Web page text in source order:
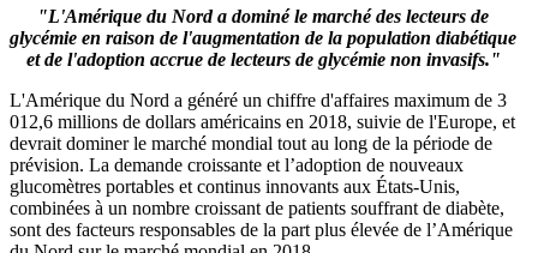
"L'Amérique du Nord a dominé le marché des lecteurs de
glycémie en raison de l'augmentation de la population diabétique
et de l'adoption accrue de lecteurs de glycémie non invasifs."
L'Amérique du Nord a généré un chiffre d'affaires maximum de 3
012,6 millions de dollars américains en 2018, suivie de l'Europe, et
devrait dominer le marché mondial tout au long de la période de
prévision. La demande croissante et l’adoption de nouveaux
glucomètres portables et continus innovants aux États-Unis,
combinées à un nombre croissant de patients souffrant de diabète,
sont des facteurs responsables de la part plus élevée de l’Amérique